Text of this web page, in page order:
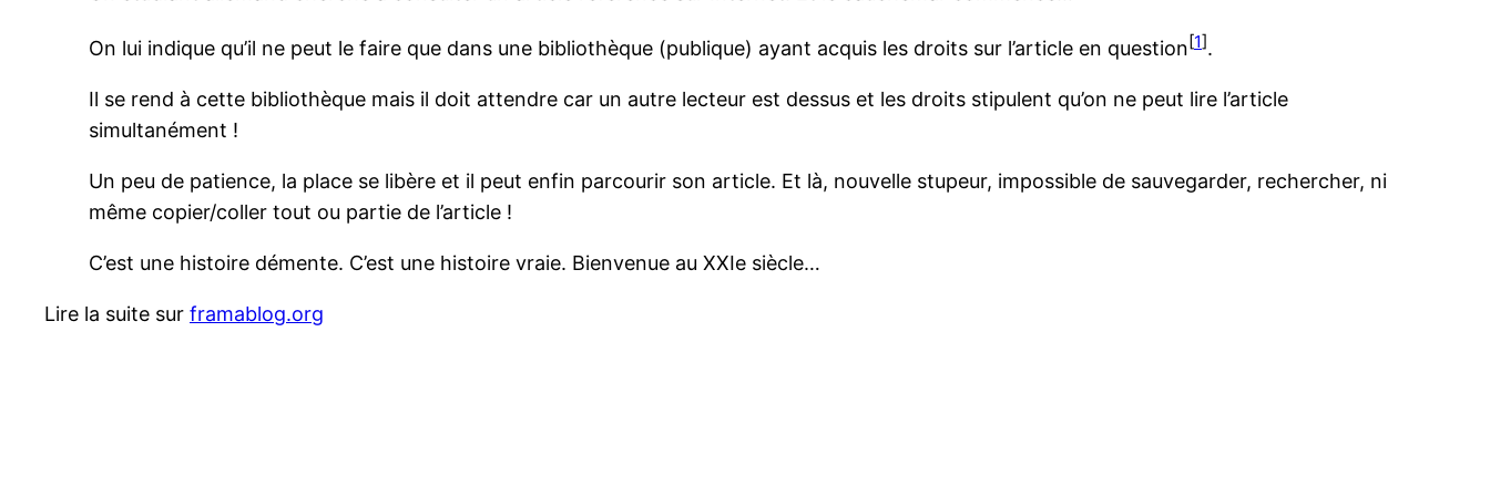
On lui indique qu’il ne peut le faire que dans une bibliothèque (publique) ayant acquis les droits sur l’article en question [1].
Il se rend à cette bibliothèque mais il doit attendre car un autre lecteur est dessus et les droits stipulent qu’on ne peut lire l’article
simultanément !
Un peu de patience, la place se libère et il peut enfin parcourir son article. Et là, nouvelle stupeur, impossible de sauvegarder, rechercher, ni
même copier/coller tout ou partie de l’article !
C’est une histoire démente. C’est une histoire vraie. Bienvenue au XXIe siècle…
Lire la suite sur framablog.org